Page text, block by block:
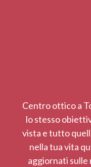
Centro ottico a
lo stesso
vista e tutto
nella tua vita
aggiornati